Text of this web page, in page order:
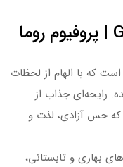
Gioiosa Profumum Roma | پروفیوم روما
که با الهام از لحظات
رایحه‌ای جذاب از
که حس آزادی، لذت و
بهاری و تابستانی،